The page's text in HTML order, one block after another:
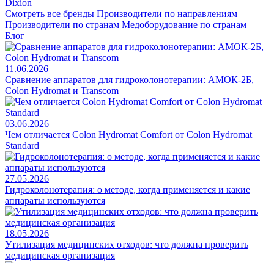
Dixion
Смотреть все бренды Производители по направлениям
Производители по странам Медоборудование по странам
Блог
11.06.2026
Сравнение аппаратов для гидроколонотерапии: АМОК-2Б,
Colon Hydromat и Transcom
03.06.2026
Чем отличается Colon Hydromat Comfort от Colon Hydromat
Standard
27.05.2026
Гидроколонотерапия: о методе, когда применяется и какие
аппараты используются
18.05.2026
Утилизация медицинских отходов: что должна проверить
медицинская организация